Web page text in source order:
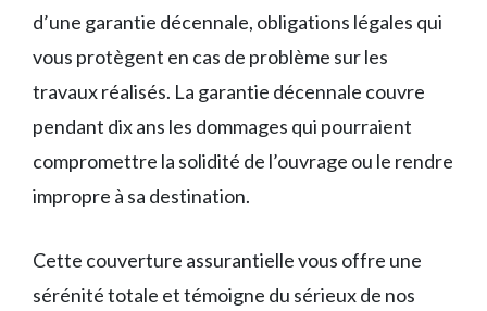
d’une garantie décennale, obligations légales qui
vous protègent en cas de problème sur les
travaux réalisés. La garantie décennale couvre
pendant dix ans les dommages qui pourraient
compromettre la solidité de l’ouvrage ou le rendre
impropre à sa destination.
Cette couverture assurantielle vous offre une
sérénité totale et témoigne du sérieux de nos